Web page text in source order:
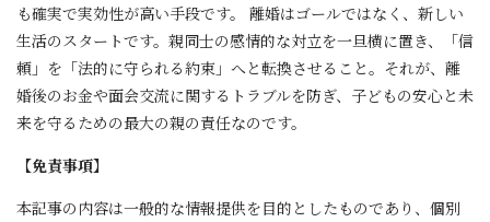
も確実で実効性が高い手段です。 離婚はゴールではなく、新しい
生活のスタートです。親同士の感情的な対立を一旦横に置き、「信
頼」を「法的に守られる約束」へと転換させること。それが、離
婚後のお金や面会交流に関するトラブルを防ぎ、子どもの安心と未
来を守るための最大の親の責任なのです。
【免責事項】
本記事の内容は一般的な情報提供を目的としたものであり、個別